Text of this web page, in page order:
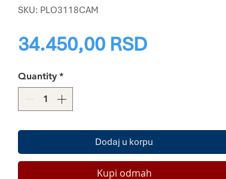
SKU: PLO3118CAM
34.450,00 RSDPrice
Quantity *
Dodaj u korpu
Kupi odmah